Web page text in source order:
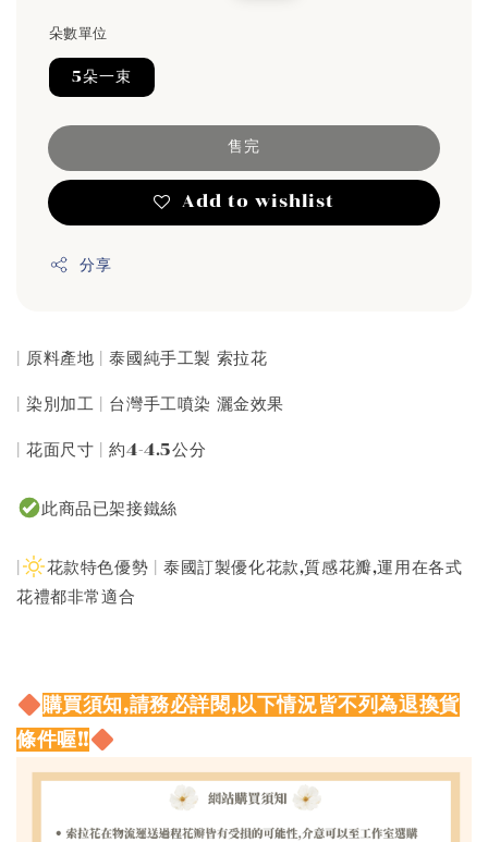
朵數單位
5朵一束
售完
Add to wishlist
分享
| 原料產地 | 泰國純手工製 索拉花
| 染別加工 | 台灣手工噴染 灑金效果
| 花面尺寸 | 約4-4.5公分
此商品已架接鐵絲
花款特色優勢 | 泰國訂製優化花款,質感花瓣,運用在各式
花禮都非常適合
購買須知,請務必詳閱,以下情況皆不列為退換貨
條件喔!!